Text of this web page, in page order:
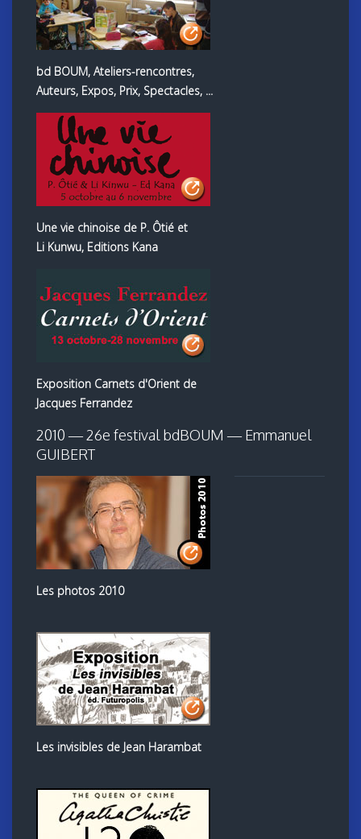
bd BOUM, Ateliers-rencontres,
Auteurs, Expos, Prix, Spectacles, ...
Une vie chinoise de P. Ôtié et
Li Kunwu, Editions Kana
Exposition Carnets d'Orient de
Jacques Ferrandez
2010 — 26e festival bdBOUM — Emmanuel
GUIBERT
Les photos 2010
Les invisibles de Jean Harambat